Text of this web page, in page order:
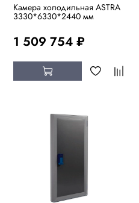
Камера холодильная ASTRA
3330*6330*2440 мм
1 509 754 ₽